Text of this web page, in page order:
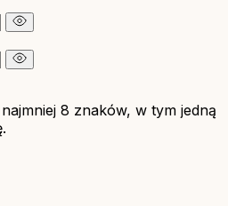
8 znaków, w tym jedną